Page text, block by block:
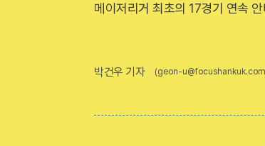
메이저리거 최초의 17경기 연속
박건우 기자 (geon-